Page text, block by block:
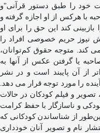
خود را طبق دستور قرآنی"و
با هرکس از او اجازه گرفته و
کند این حق را برای او
نیوز حریم خصوصی افراد را
کند. متوجه حقوق کم‌توانان،
یا گرفتن عکس از آنها به
از آن پایبند است و در نشر
را مورد توجه قرار می دهد.
و فیلم کودکان در حالات
و ناسازگار با حفظ کرامت
از شناساندن کودکانی که
نام و تصویر آنان خودداری